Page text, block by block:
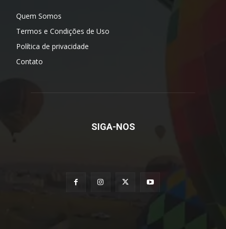
Quem Somos
Termos e Condições de Uso
Política de privacidade
Contato
SIGA-NOS